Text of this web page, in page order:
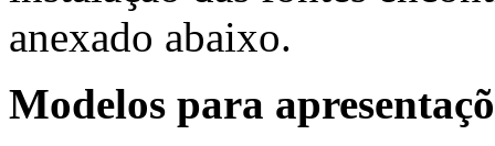
anexado abaixo.
Modelos para